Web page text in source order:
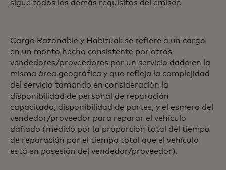
sigue todos los demás requisitos del emisor.
Cargo Razonable y Habitual: se refiere a un cargo
en un monto hecho consistente por otros
vendedores/proveedores por un servicio dado en la
misma área geográfica y que refleja la complejidad
del servicio tomando en consideración la
disponibilidad de personal de reparación
capacitado, disponibilidad de partes, y el esmero del
vendedor/proveedor para reparar el vehículo
dañado (medido por la proporción total del tiempo
de reparación por el tiempo total que el vehículo
está en posesión del vendedor/proveedor).